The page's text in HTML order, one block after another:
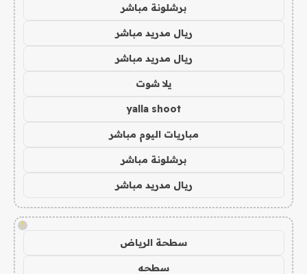
برشلونة مباشر
ريال مدريد مباشر
ريال مدريد مباشر
يلا شوت
yalla shoot
مباريات اليوم مباشر
برشلونة مباشر
ريال مدريد مباشر
!
سطحة الرياض
سطحه